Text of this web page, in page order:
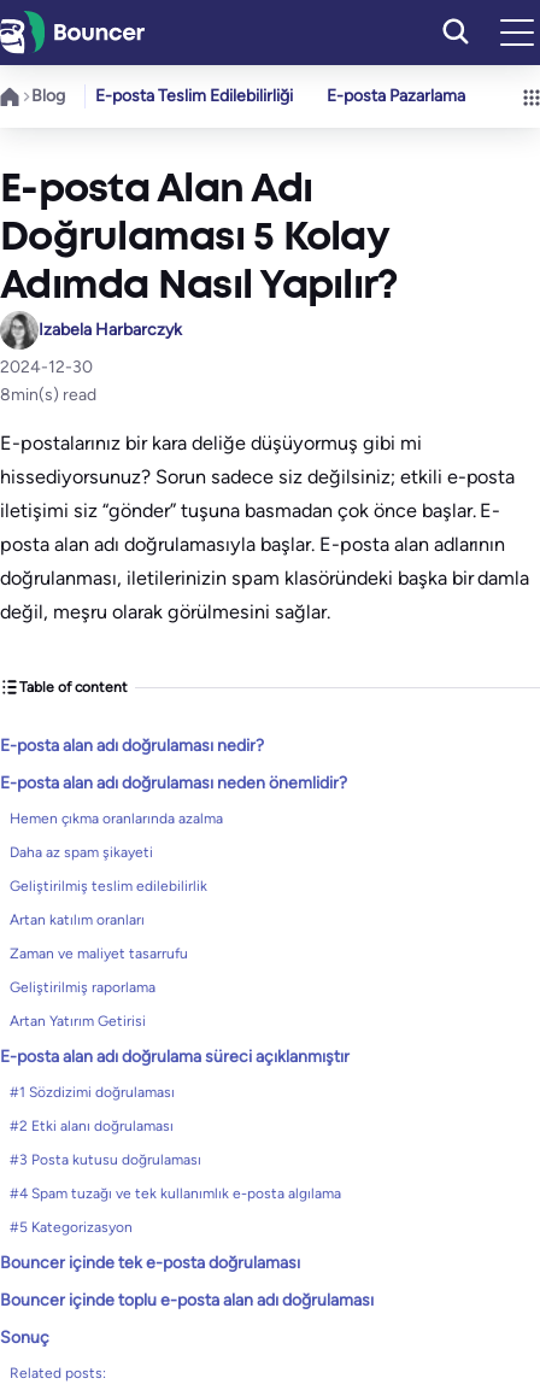
İçeriğe
geç
Blog E-posta Teslim Edilebilirliği E-posta Pazarlama
E-posta Alan Adı
Doğrulaması 5 Kolay
Adımda Nasıl Yapılır?
Izabela Harbarczyk
2024-12-30
8min(s) read
E-postalarınız bir kara deliğe düşüyormuş gibi mi
hissediyorsunuz? Sorun sadece siz değilsiniz; etkili e-posta
iletişimi siz “gönder” tuşuna basmadan çok önce başlar. E-
posta alan adı doğrulamasıyla başlar. E-posta alan adlarının
doğrulanması, iletilerinizin spam klasöründeki başka bir damla
değil, meşru olarak görülmesini sağlar.
Table of content
E-posta alan adı doğrulaması nedir?
E-posta alan adı doğrulaması neden önemlidir?
Hemen çıkma oranlarında azalma
Daha az spam şikayeti
Geliştirilmiş teslim edilebilirlik
Artan katılım oranları
Zaman ve maliyet tasarrufu
Geliştirilmiş raporlama
Artan Yatırım Getirisi
E-posta alan adı doğrulama süreci açıklanmıştır
#1 Sözdizimi doğrulaması
#2 Etki alanı doğrulaması
#3 Posta kutusu doğrulaması
#4 Spam tuzağı ve tek kullanımlık e-posta algılama
#5 Kategorizasyon
Bouncer içinde tek e-posta doğrulaması
Bouncer içinde toplu e-posta alan adı doğrulaması
Sonuç
Related posts: